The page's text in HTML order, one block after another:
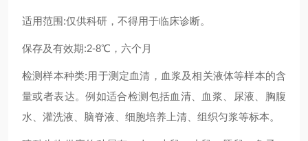
适用范围:仅供科研，不得用于临床诊断。
保存及有效期:2-8℃，六个月
检测样本种类:用于测定血清，血浆及相关液体等样本的含
量或者表达。例如适合检测包括血清、血浆、尿液、胸腹
水、灌洗液、脑脊液、细胞培养上清、组织匀浆等标本。